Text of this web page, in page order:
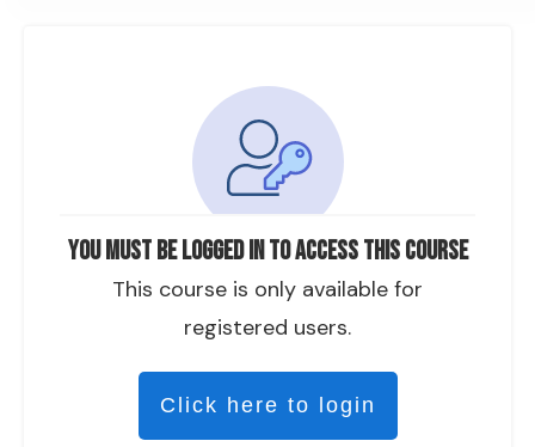
You must be logged in to access this course
This course is only available for
registered users.
Click here to login